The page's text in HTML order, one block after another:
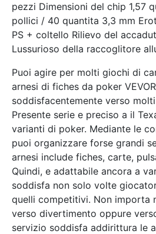
pezzi Dimensioni del chip 1,57
pollici / 40 quantita 3,3 mm
PS + coltello Rilievo del
Lussurioso della raccoglitore
Puoi agire per molti giochi di
arnesi di fiches da poker
soddisfacentemente verso
Presente serie e preciso a il
varianti di poker. Mediante le
puoi organizzare forse grandi
arnesi include fiches, carte,
Quindi, e adattabile ancora a
soddisfa non solo volte
quelli competitivi. Non importa
verso divertimento oppure
servizio soddisfa addirittura le